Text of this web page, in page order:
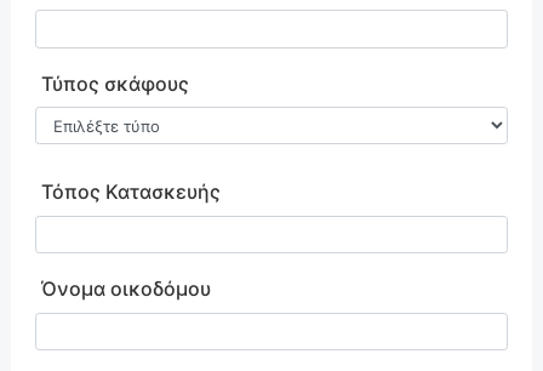
Τύπος σκάφους
Τόπος Κατασκευής
Όνομα οικοδόμου